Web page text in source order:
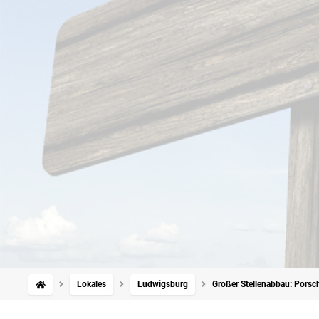
Lokales Ludwigsburg Großer Stellenabbau: